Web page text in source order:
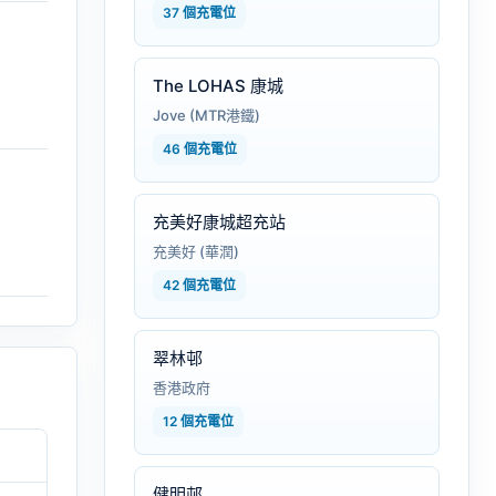
37 個充電位
The LOHAS 康城
Jove (MTR港鐵)
46 個充電位
充美好康城超充站
充美好 (華潤)
42 個充電位
翠林邨
香港政府
12 個充電位